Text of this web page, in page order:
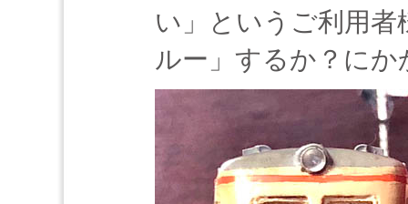
い」というご利用
ルー」するか？に